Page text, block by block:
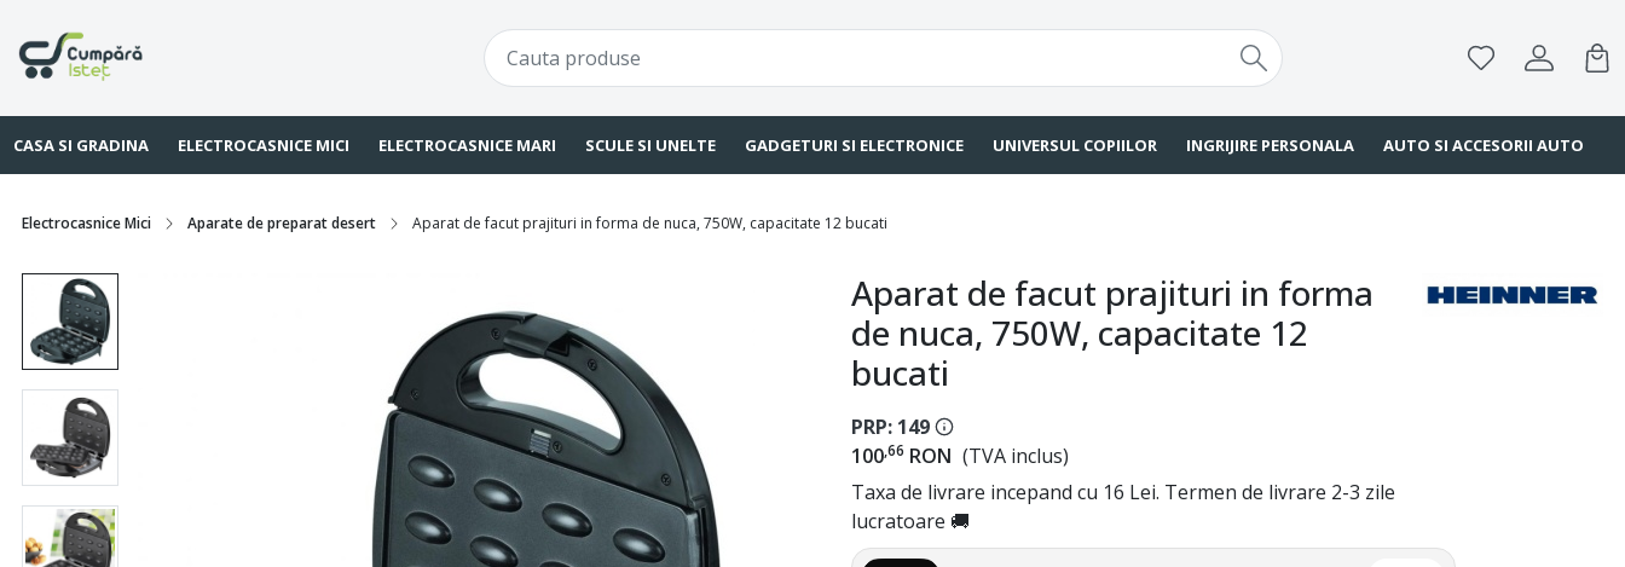
CASA SI GRADINA ELECTROCASNICE MICI ELECTROCASNICE MARI SCULE SI UNELTE GADGETURI SI ELECTRONICE UNIVERSUL COPIILOR INGRIJIRE PERSONALA AUTO SI ACCESORII AUTO
Electrocasnice Mici Aparate de preparat desert Aparat de facut prajituri in forma de nuca, 750W, capacitate 12 bucati
Aparat de facut prajituri in forma
de nuca, 750W, capacitate 12
bucati
PRP: 149
100,66 RON (TVA inclus)
Taxa de livrare incepand cu 16 Lei. Termen de livrare 2-3 zile
lucratoare 🚚